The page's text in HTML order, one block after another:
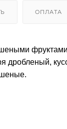
ОПЛАТА
дробленый,